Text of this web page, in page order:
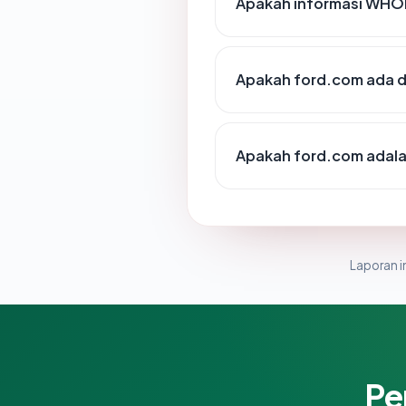
Apakah ford.com ada
Apakah ford.com
Laporan